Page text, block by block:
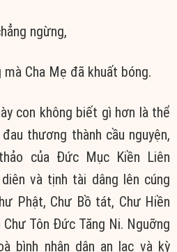
ngừng,
Cha Mẹ đã khuất bóng.
con không biết gì hơn là thể
thương thành cầu nguyện,
của Đức Mục Kiền Liên
và tịnh tài dâng lên cúng
Phật, Chư Bồ tát, Chư Hiền
Tôn Đức Tăng Ni. Nguỡng
bình nhân dân an lạc và kỳ